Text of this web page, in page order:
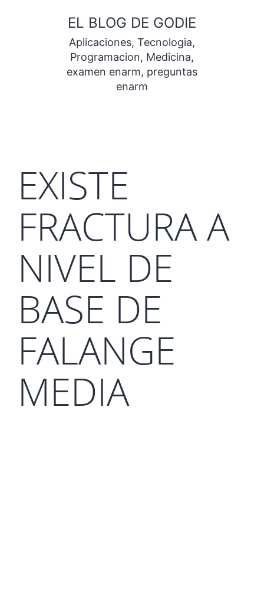
contenido
EL BLOG DE GODIE
Aplicaciones, Tecnologia,
Programacion, Medicina,
examen enarm, preguntas
enarm
EXISTE
FRACTURA A
NIVEL DE
BASE DE
FALANGE
MEDIA